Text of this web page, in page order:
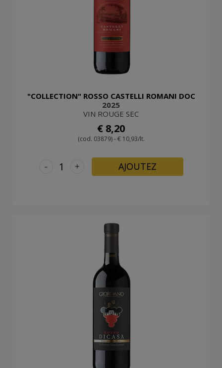
"COLLECTION" ROSSO CASTELLI ROMANI DOC
2025
VIN ROUGE SEC
€ 8,20
(cod. 03879) - € 10,93/lt.
+
- AJOUTEZ